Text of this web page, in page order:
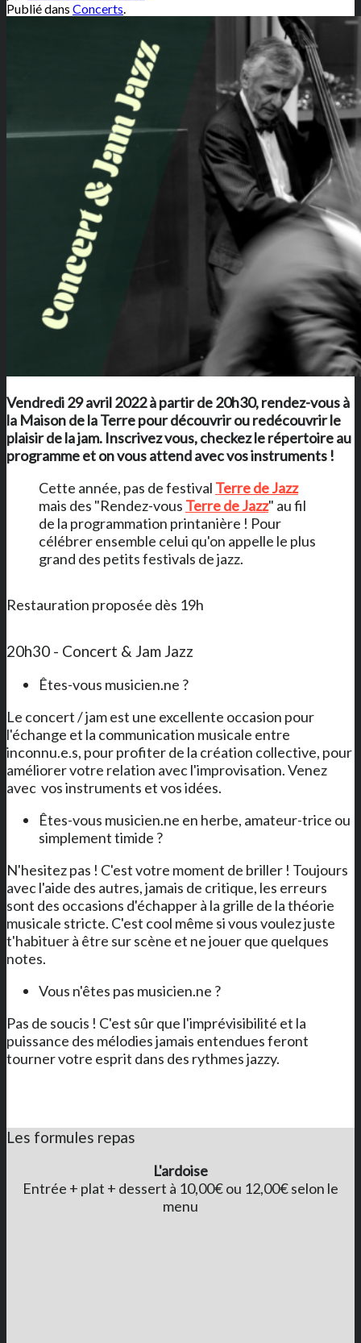
Publié dans Concerts.
Vendredi 29 avril 2022 à partir de 20h30, rendez-vous à
la Maison de la Terrepour découvrir ou redécouvrir le
plaisir de la jam. Inscrivez vous, checkez le répertoire au
programme et on vous attend avec vos instruments !
Cette année, pas de festival Terre de Jazz
mais des "Rendez-vous Terre de Jazz" au fil
de la programmation printanière ! Pour
célébrer ensemble celui qu'on appelle le plus
grand des petits festivals de jazz.
Restauration proposée dès 19h
20h30 - Concert & Jam Jazz
Êtes-vous musicien.ne ?
Le concert / jam est une excellente occasion pour
l'échange et la communication musicale entre
inconnu.e.s, pour profiter de la création collective, pour
améliorer votre relation avec l'improvisation. Venez
avec vos instruments et vos idées.
Êtes-vous musicien.ne en herbe, amateur-trice ou
simplement timide ?
N'hesitez pas ! C'est votre moment de briller ! Toujours
avec l'aide des autres, jamais de critique, les erreurs
sont des occasions d'échapper à la grille de la théorie
musicale stricte. C'est cool même si vous voulez juste
t'habituer à être sur scène et ne jouer que quelques
notes.
Vous n'êtes pas musicien.ne ?
Pas de soucis ! C'est sûr que l'imprévisibilité et la
puissance des mélodies jamais entendues feront
tourner votre esprit dans des rythmes jazzy.
Les formules repas
L'ardoise
Entrée + plat + dessert à 10,00€ ou 12,00€ selon le
menu